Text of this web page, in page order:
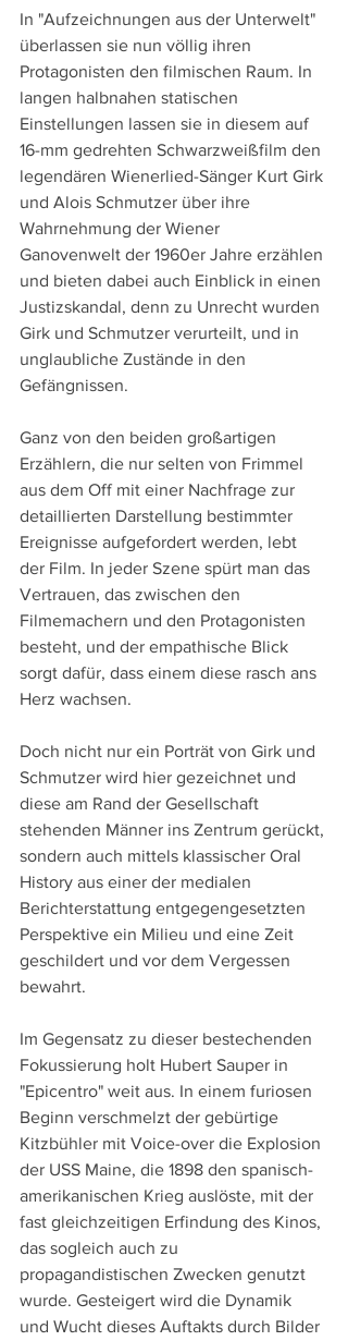
In "Aufzeichnungen aus der Unterwelt"
überlassen sie nun völlig ihren
Protagonisten den filmischen Raum. In
langen halbnahen statischen
Einstellungen lassen sie in diesem auf
16-mm gedrehten Schwarzweißfilm den
legendären Wienerlied-Sänger Kurt Girk
und Alois Schmutzer über ihre
Wahrnehmung der Wiener
Ganovenwelt der 1960er Jahre erzählen
und bieten dabei auch Einblick in einen
Justizskandal, denn zu Unrecht wurden
Girk und Schmutzer verurteilt, und in
unglaubliche Zustände in den
Gefängnissen.
Ganz von den beiden großartigen
Erzählern, die nur selten von Frimmel
aus dem Off mit einer Nachfrage zur
detaillierten Darstellung bestimmter
Ereignisse aufgefordert werden, lebt
der Film. In jeder Szene spürt man das
Vertrauen, das zwischen den
Filmemachern und den Protagonisten
besteht, und der empathische Blick
sorgt dafür, dass einem diese rasch ans
Herz wachsen.
Doch nicht nur ein Porträt von Girk und
Schmutzer wird hier gezeichnet und
diese am Rand der Gesellschaft
stehenden Männer ins Zentrum gerückt,
sondern auch mittels klassischer Oral
History aus einer der medialen
Berichterstattung entgegengesetzten
Perspektive ein Milieu und eine Zeit
geschildert und vor dem Vergessen
bewahrt.
Im Gegensatz zu dieser bestechenden
Fokussierung holt Hubert Sauper in
"Epicentro" weit aus. In einem furiosen
Beginn verschmelzt der gebürtige
Kitzbühler mit Voice-over die Explosion
der USS Maine, die 1898 den spanisch-
amerikanischen Krieg auslöste, mit der
fast gleichzeitigen Erfindung des Kinos,
das sogleich auch zu
propagandistischen Zwecken genutzt
wurde. Gesteigert wird die Dynamik
und Wucht dieses Auftakts durch Bilder